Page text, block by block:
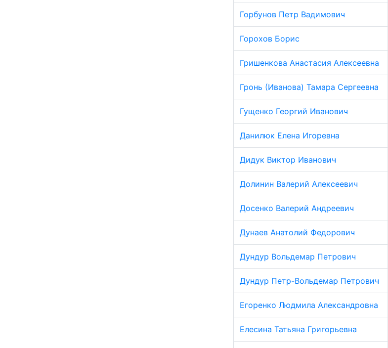
Горбунов Петр Вадимович
Горохов Борис
Гришенкова Анастасия Алексеевна
Гронь (Иванова) Тамара Сергеевна
Гущенко Георгий Иванович
Данилюк Елена Игоревна
Дидук Виктор Иванович
Долинин Валерий Алексеевич
Досенко Валерий Андреевич
Дунаев Анатолий Федорович
Дундур Вольдемар Петрович
Дундур Петр-Вольдемар Петрович
Егоренко Людмила Александровна
Елесина Татьяна Григорьевна